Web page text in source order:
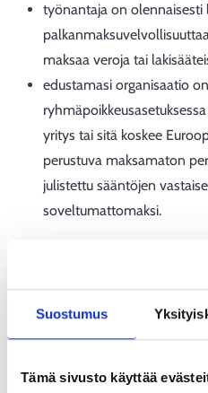
Suostumus
Tämä sivusto käyttää
työnantaja on
maksaa veroja tai
edustamasi organisaatio
yritys tai sitä koskee
perustuva maksamaton
julistettu sääntöjen
soveltumattomaksi.
Tukea on mahdollista saada
huolimatta, kun työsuhteessa
työtekijöiden irtisanomisen tai
Tuki ei saa heikentää